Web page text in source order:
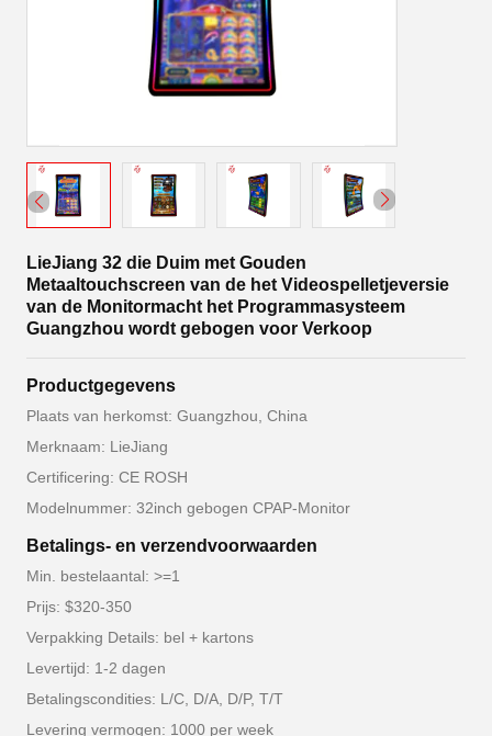
LieJiang 32 die Duim met Gouden
Metaaltouchscreen van de het Videospelletjeversie
van de Monitormacht het Programmasysteem
Guangzhou wordt gebogen voor Verkoop
Productgegevens
Plaats van herkomst: Guangzhou, China
Merknaam: LieJiang
Certificering: CE ROSH
Modelnummer: 32inch gebogen CPAP-Monitor
Betalings- en verzendvoorwaarden
Min. bestelaantal: >=1
Prijs: $320-350
Verpakking Details: bel + kartons
Levertijd: 1-2 dagen
Betalingscondities: L/C, D/A, D/P, T/T
Levering vermogen: 1000 per week